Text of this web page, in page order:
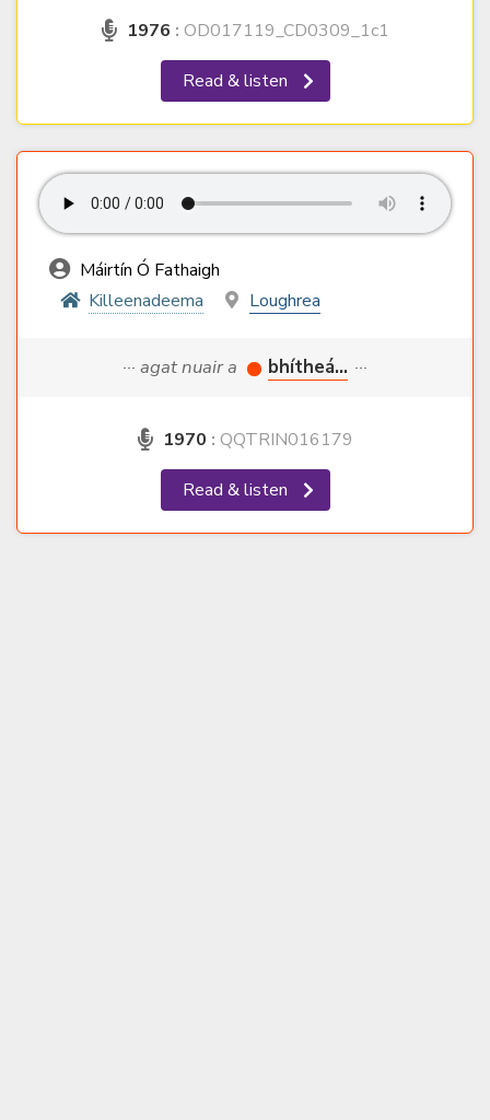
1976 : OD017119_CD0309_1c1
Read & listen
Máirtín Ó Fathaigh
Killeenadeema
Loughrea
··· agat nuair a bhítheá... ···
1970 : QQTRIN016179
Read & listen